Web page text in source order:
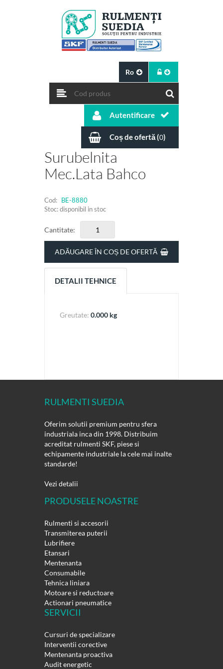
Ro
Autentificare
Coș de ofertă (0)
Surubelnita
Mec.lata Bahco
Cod: BE-8880
Stoc: disponibil in stoc
Cantitate:
DETALII TEHNICE
Greutate: 0.000 kg
RULMENTI SUEDIA
Oferim solutii premium pentru sfera
industriala inca din 1998. Distribuim
acreditat rulmenti SKF, piese si
echipamente industriale la cele mai inalte
standarde!
Vezi detalii
PRODUSELE NOASTRE
Rulmenti si accesorii
Transmiterea puterii
Lubrifiere
Etansari
Mentenanta
Consumabile
Tehnica liniara
Motoare si reductoare
Actionari pneumatice
SERVICII
Cursuri de specializare
Interventii corective
Mentenanta proactiva
Audit energetic